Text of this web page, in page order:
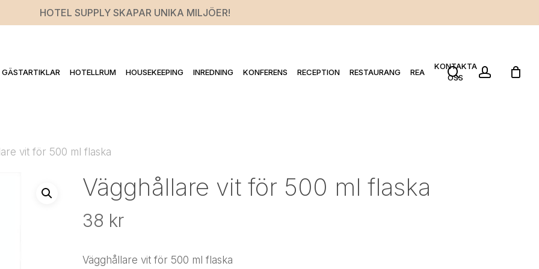
HOTEL SUPPLY SKAPAR UNIKA MILJÖER!
GÄSTARTIKLAR HOTELLRUM HOUSEKEEPING INREDNING KONFERENS RECEPTION RESTAURANG REA
KONTAKTA
OSSsearchaccount
vit för 500 ml flaska
Vägghållare vit för 500 ml flaska
38 kr
Vägghållare vit för 500 ml flaska